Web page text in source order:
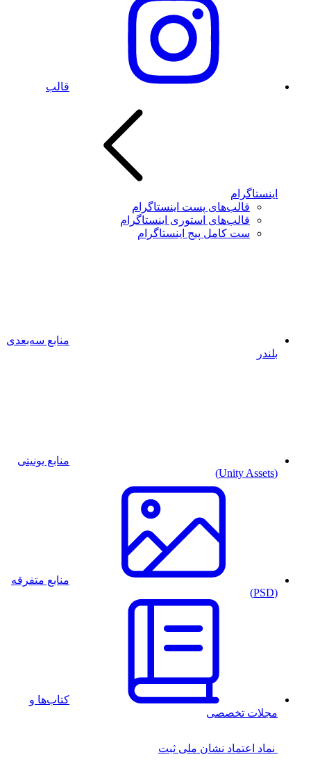
قالب
اینستاگرام
قالب‌های پست اینستاگرام
قالب‌های استوری اینستاگرام
ست کامل پیج اینستاگرام
منابع سه‌بعدی
بلندر
منابع یونیتی
(Unity Assets)
منابع متفرقه
(PSD)
کتاب‌ها و
مجلات تخصصی
نماد اعتماد نشان ملی ثبت